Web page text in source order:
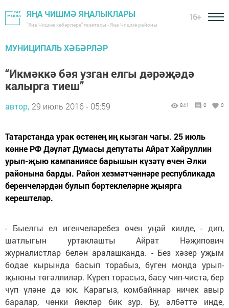
ЯҢА ЧИШМӘ ЯҢАЛЫКЛАРЫ
"Яңа Чишмә хәбәрләре" газетасы - Яңа Чишмә районы
16+
МУНИЦИПАЛЬ ХӘБӘРЛӘР
“Икмәккә бәя узган елгы дәрәҗәдә
калырга тиеш”
автор, 29 июль 2016 - 05:59 841 0 0
Татарстанда урак өстенең иң кызган чагы. 25 июль
көнне РФ Дәүләт Думасы депутаты Айрат Хәйруллин
урып-җыю кампаниясе барышын күзәтү өчен Әлки
районына барды. Район хезмәтчәннәре республикада
беренчеләрдән булып бөртеклеләрне җыярга
керештеләр.
- Быелгы ел игенчеләребез өчен уңай килде, - дип,
шатлыгын уртаклашты Айрат Нәҗипович
журналистлар белән аралашканда. - Без хәзер уҗым
бодае кырында басып торабыз, бүген монда урып-
җыюны төгәллиләр. Күреп торасыз, басу чип-чиста, бер
чүп үләне дә юк. Карагыз, комбайннар ничек авыр
баралар, чөнки йөкләр бик зур. Бу, әлбәттә инде,